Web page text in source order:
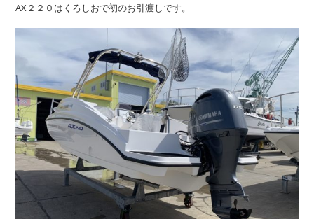
新艇・展示艇情報 中古艇情報
求人情報 会社概要
AX２２０はくろしおで初のお引渡しです。